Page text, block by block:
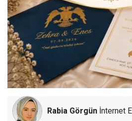
Rabia Görgün İnternet